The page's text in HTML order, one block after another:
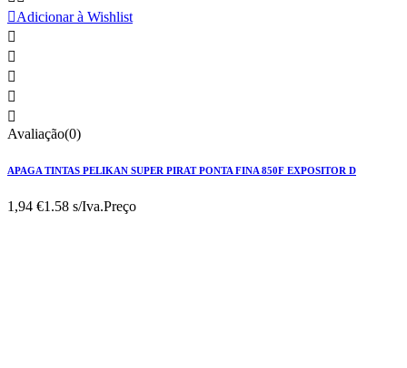
Adicionar à Wishlist





Avaliação(0)
APAGA TINTAS PELIKAN SUPER PIRAT PONTA FINA 850F EXPOSITOR D
1,94 €1.58 s/Iva.Preço